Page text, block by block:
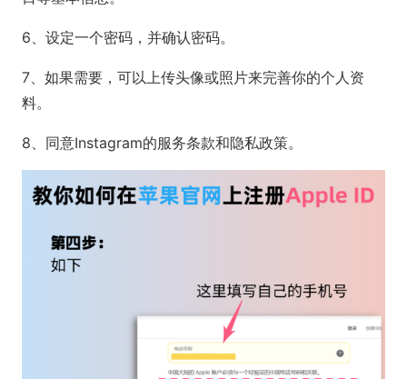
6、设定一个密码，并确认密码。
7、如果需要，可以上传头像或照片来完善你的个人资
料。
8、同意Instagram的服务条款和隐私政策。